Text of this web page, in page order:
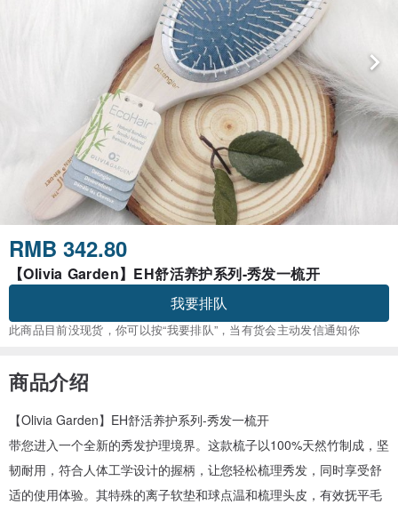
RMB 342.80
【Olivia Garden】EH舒活养护系列-秀发一梳开
我要排队
此商品目前没现货，你可以按“我要排队”，当有货会主动发信通知你
商品介绍
【Olivia Garden】EH舒活养护系列-秀发一梳开
带您进入一个全新的秀发护理境界。这款梳子以100%天然竹制成，坚
韧耐用，符合人体工学设计的握柄，让您轻松梳理秀发，同时享受舒
适的使用体验。其特殊的离子软垫和球点温和梳理头皮，有效抚平毛